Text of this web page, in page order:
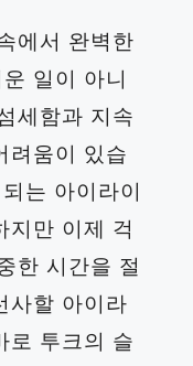
에서 완벽한
일이 아니
세함과 지속
려움이 있습
는 아이라이
지만 이제 걱
한 시간을 절
사할 아이라
로 투크의 슬